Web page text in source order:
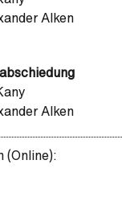
Alken
Alken
(Online):